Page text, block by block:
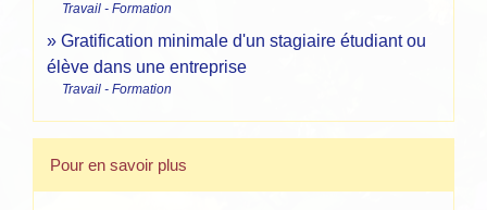
Travail - Formation
Gratification minimale d'un stagiaire étudiant ou
élève dans une entreprise
Travail - Formation
Pour en savoir plus